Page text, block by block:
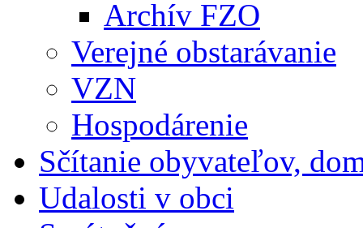
Archív FZO
Verejné obstarávanie
VZN
Hospodárenie
Sčítanie obyvateľov,
Udalosti v obci